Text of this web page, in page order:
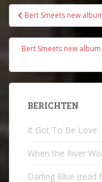
Bericht
navigatie
Bert Smeets new
Bert Smeets new album
BERICHTEN
It Got To Be Love
When the River
Darling Blue (read